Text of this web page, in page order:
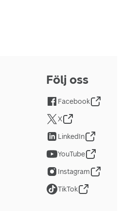
Följ oss
Facebook
X
LinkedIn
YouTube
Instagram
TikTok